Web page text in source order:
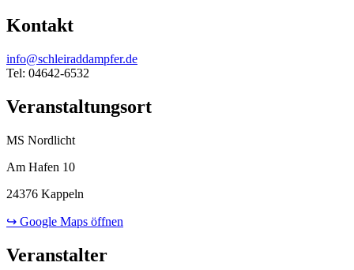
Kontakt
info@schleiraddampfer.de
Tel: 04642-6532
Veranstaltungsort
MS Nordlicht
Am Hafen 10
24376 Kappeln
↪ Google Maps öffnen
Veranstalter